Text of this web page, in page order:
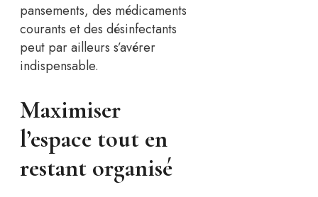
pansements, des médicaments
courants et des désinfectants
peut par ailleurs s’avérer
indispensable.
Maximiser
l’espace tout en
restant organisé